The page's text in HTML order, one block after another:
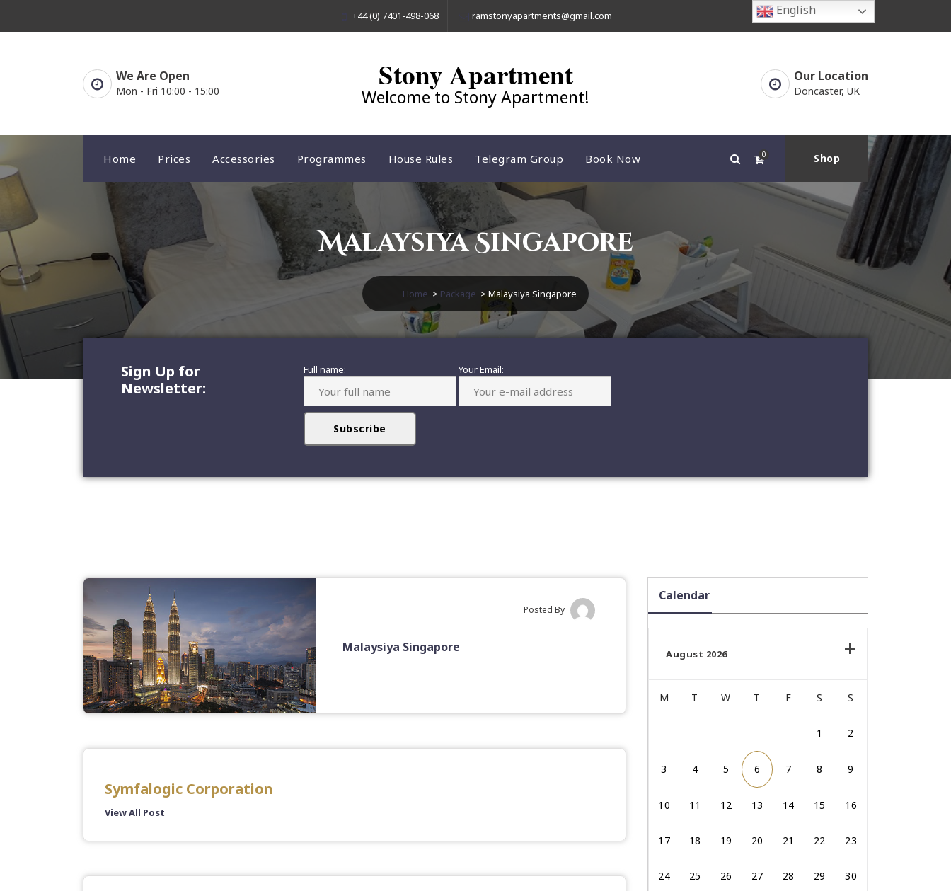
content
+44 (0) 7401-498-068 ramstonyapartments@gmail.com
We Are Open
Mon - Fri 10:00 - 15:00 Stony Apartment
Welcome to Stony Apartment!
Our Location
Doncaster, UK
Home Prices Accessories Programmes House Rules Telegram Group Book Now 0 Shop
Malaysiya Singapore
Home > Package >Malaysiya Singapore
Sign Up for
Newsletter:
Full name: Your Email:
Posted By
Malaysiya Singapore
Symfalogic Corporation
View All Post
Calendar
August 2026
M T W T F S S
1 2
3 4 5 6 7 8 9
10 11 12 13 14 15 16
17 18 19 20 21 22 23
24 25 26 27 28 29 30
English